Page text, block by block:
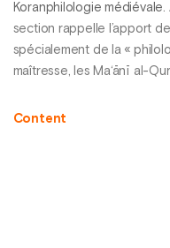
Koranphilologie médiévale.
section rappelle l’apport
spécialement de la «
maîtresse, les Ma‘ānī al-
Content